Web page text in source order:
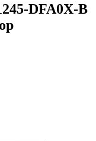
DFA0X-B